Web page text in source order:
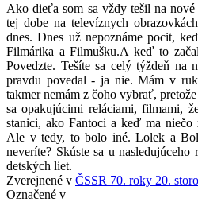
Ako dieťa som sa vždy tešil na
tej dobe na televíznych
dnes. Dnes už nepoznáme pocit,
Filmárika a Filmušku.A keď to
Povedzte. Tešíte sa celý týždeň
pravdu povedal - ja nie. Mám v
takmer nemám z čoho vybrať,
sa opakujúcimi reláciami, filmami,
stanici, ako Fantoci a keď ma niečo
Ale v tedy, to bolo iné. Lolek a
neveríte? Skúste sa u
detských liet.
Zverejnené v ČSSR 70. roky 20.
Označené v